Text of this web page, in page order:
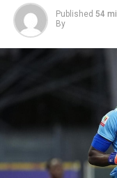
Published 54
By